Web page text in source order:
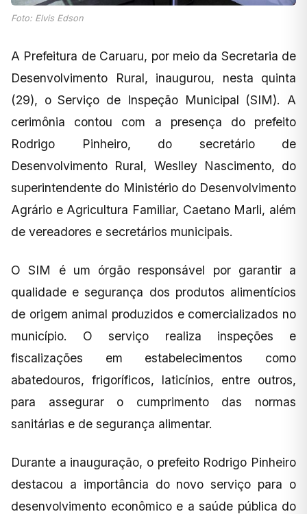
Foto: Elvis Edson
A Prefeitura de Caruaru, por meio da Secretaria de
Desenvolvimento Rural, inaugurou, nesta quinta
(29), o Serviço de Inspeção Municipal (SIM). A
cerimônia contou com a presença do prefeito
Rodrigo Pinheiro, do secretário de
Desenvolvimento Rural, Weslley Nascimento, do
superintendente do Ministério do Desenvolvimento
Agrário e Agricultura Familiar, Caetano Marli, além
de vereadores e secretários municipais.
O SIM é um órgão responsável por garantir a
qualidade e segurança dos produtos alimentícios
de origem animal produzidos e comercializados no
município. O serviço realiza inspeções e
fiscalizações em estabelecimentos como
abatedouros, frigoríficos, laticínios, entre outros,
para assegurar o cumprimento das normas
sanitárias e de segurança alimentar.
Durante a inauguração, o prefeito Rodrigo Pinheiro
destacou a importância do novo serviço para o
desenvolvimento econômico e a saúde pública do